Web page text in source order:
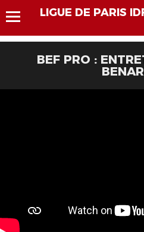
LIGUE DE PARIS
BEF PRO :